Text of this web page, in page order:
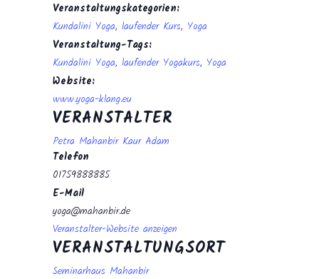
Veranstaltungskategorien:
Kundalini Yoga, laufender Kurs, Yoga
Veranstaltung-Tags:
Kundalini Yoga, laufender Yogakurs, Yoga
Website:
www.yoga-klang.eu
VERANSTALTUNGSORT
Seminarhaus Mahanbir
VERANSTALTER
Petra Mahanbir Kaur Adam
Telefon
01759888885
E-Mail
yoga@mahanbir.de
Veranstalter-Website anzeigen